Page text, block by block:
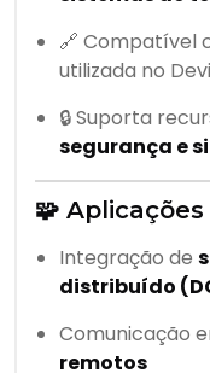
🔗 Compatível
utilizada no
🔒 Suporta
segurança e
🧩
Integração de
distribuído
Comunicação
remotos